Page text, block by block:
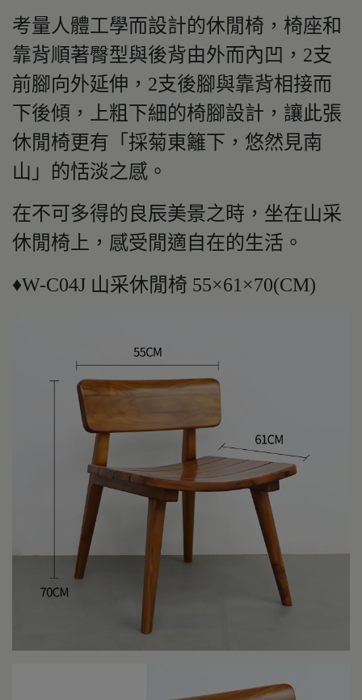
考量人體工學而設計的休閒椅，椅座和
靠背順著臀型與後背由外而內凹，2支
前腳向外延伸，2支後腳與靠背相接而
下後傾，上粗下細的椅腳設計，讓此張
休閒椅更有「採菊東籬下，悠然見南
山」的恬淡之感。
在不可多得的良辰美景之時，坐在山采
休閒椅上，感受閒適自在的生活。
♦W-C04J 山采休閒椅 55×61×70(CM)